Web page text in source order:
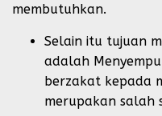
membutuhkan.
Selain itu tujuan
adalah
berzakat kepada
merupakan salah